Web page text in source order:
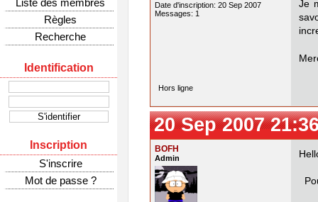
Liste des membres
Règles
Recherche
Identification
Inscription
S'inscrire
Mot de passe ?
Date d'inscription: 20 Sep 2007
Messages: 1
Je
Hors ligne
20 Sep 2007
BOFH
Admin